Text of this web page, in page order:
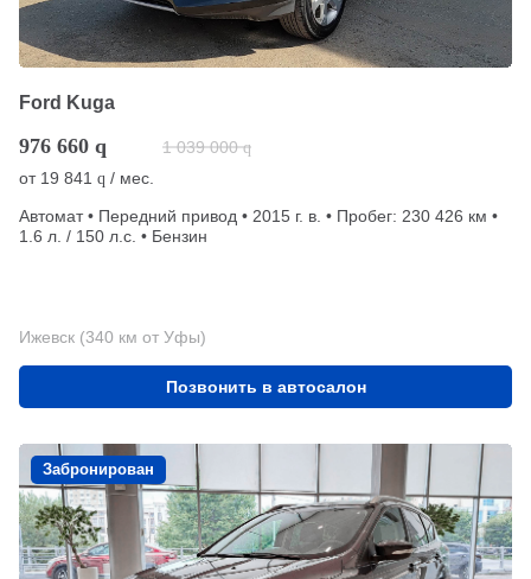
Ford Kuga
976 660 q 1 039 000 q
от 19 841 q / мес.
Автомат • Передний привод • 2015 г. в. • Пробег: 230 426 км •
1.6 л. / 150 л.с. • Бензин
Ижевск (340 км от Уфы)
Позвонить в автосалон
Забронирован